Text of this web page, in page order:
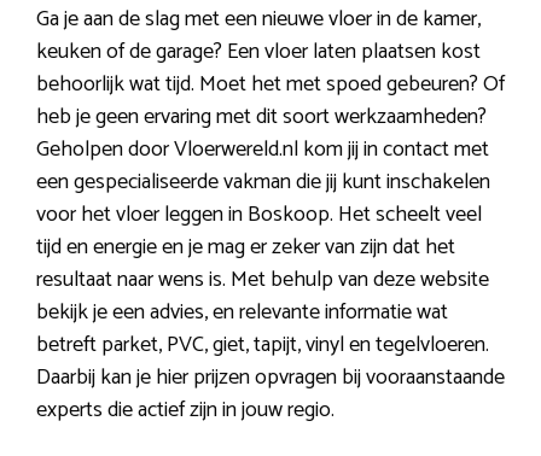
Ga je aan de slag met een nieuwe vloer in de kamer,
keuken of de garage? Een vloer laten plaatsen kost
behoorlijk wat tijd. Moet het met spoed gebeuren? Of
heb je geen ervaring met dit soort werkzaamheden?
Geholpen door Vloerwereld.nl kom jij in contact met
een gespecialiseerde vakman die jij kunt inschakelen
voor het vloer leggen in Boskoop. Het scheelt veel
tijd en energie en je mag er zeker van zijn dat het
resultaat naar wens is. Met behulp van deze website
bekijk je een advies, en relevante informatie wat
betreft parket, PVC, giet, tapijt, vinyl en tegelvloeren.
Daarbij kan je hier prijzen opvragen bij vooraanstaande
experts die actief zijn in jouw regio.